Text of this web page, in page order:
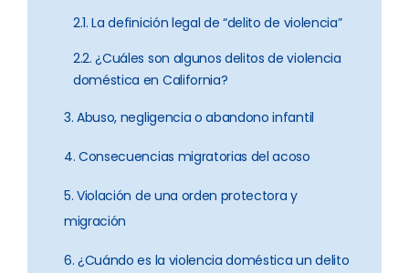
2.1. La definición legal de “delito de violencia”
2.2. ¿Cuáles son algunos delitos de violencia
doméstica en California?
3. Abuso, negligencia o abandono infantil
4. Consecuencias migratorias del acoso
5. Violación de una orden protectora y
migración
6. ¿Cuándo es la violencia doméstica un delito